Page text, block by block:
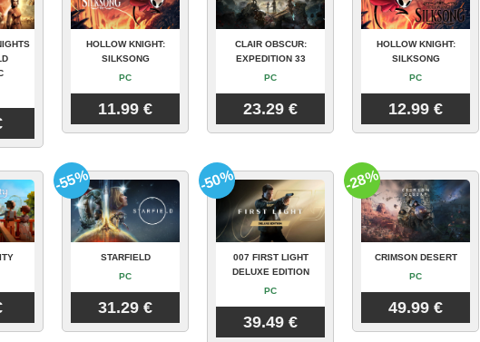
HOLLOW KNIGHT:
SILKSONG
PC
11.99 €
CLAIR OBSCUR:
EXPEDITION 33
PC
23.29 €
HOLLOW KNIGHT:
SILKSONG
PC
12.99 €
STARFIELD
PC
31.29 €
-55%
007 FIRST LIGHT
DELUXE EDITION
PC
39.49 €
-50%
CRIMSON DESERT
PC
49.99 €
-28%